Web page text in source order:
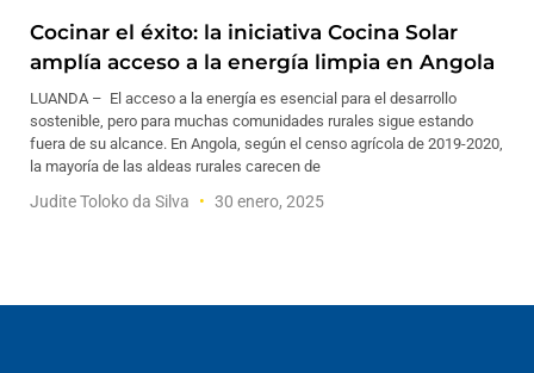
Cocinar el éxito: la iniciativa Cocina Solar
amplía acceso a la energía limpia en Angola
LUANDA – El acceso a la energía es esencial para el desarrollo
sostenible, pero para muchas comunidades rurales sigue estando
fuera de su alcance. En Angola, según el censo agrícola de 2019-2020,
la mayoría de las aldeas rurales carecen de
Judite Toloko da Silva 30 enero, 2025